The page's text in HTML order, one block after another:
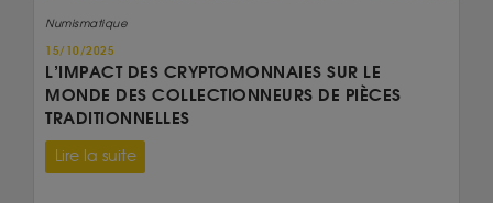
Numismatique
15/10/2025
L’IMPACT DES CRYPTOMONNAIES SUR LE
MONDE DES COLLECTIONNEURS DE PIÈCES
TRADITIONNELLES
Lire la suite